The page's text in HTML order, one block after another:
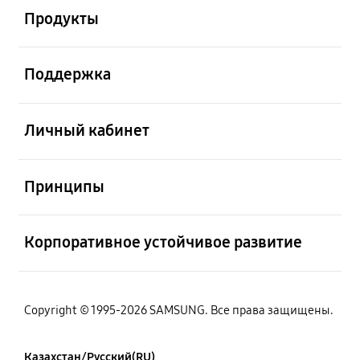
Продукты
Поддержка
Личный кабинет
Принципы
Корпоративное устойчивое развитие
Copyright © 1995-2026 SAMSUNG. Все права защищены.
Казахстан/Русский(RU)